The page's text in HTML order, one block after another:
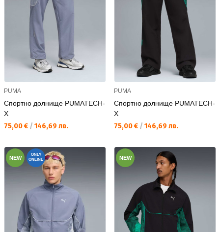
PUMA
Спортно долнище PUMATECH-
X
Текуща цена:
75,00 € / 146,69 лв.
PUMA
Спортно долнище PUMATECH-
X
Текуща цена:
75,00 € / 146,69 лв.
NEW
ONLY
ONLINE
NEW